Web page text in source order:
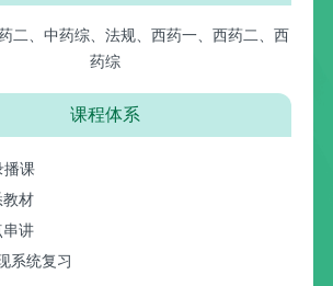
二、中药综、法规、西药一、西药二、西
药综
课程体系
播课
教材
串讲
系统复习